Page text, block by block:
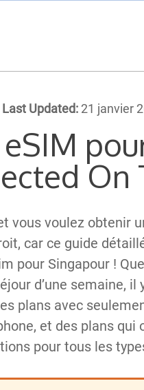
Last Updated: 21 janvier
On
vous voulez obtenir
car ce guide
pour Singapour !
d’une semaine,
plans avec
et des plans qui
pour tous les